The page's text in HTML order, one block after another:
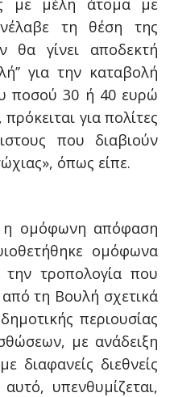
με μέλη άτομα με
τη θέση της
θα γίνει αποδεκτή
για την καταβολή
ποσού 30 ή 40 ευρώ
για πολίτες
που διαβιούν
όπως είπε.
η ομόφωνη απόφαση
ομόφωνα
τροπολογία που
τη Βουλή σχετικά
περιουσίας
με ανάδειξη
διαφανείς διεθνείς
υπενθυμίζεται,